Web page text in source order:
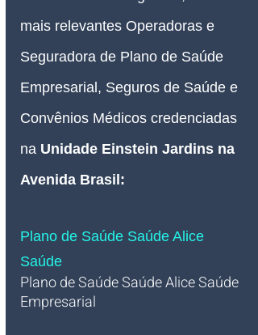
mais relevantes Operadoras e
Seguradora de Plano de Saúde
Empresarial, Seguros de Saúde e
Convênios Médicos credenciadas
na Unidade Einstein Jardins na
Avenida Brasil:
Plano de Saúde Saúde Alice
Saúde
Plano de Saúde Saúde Alice Saúde
Empresarial